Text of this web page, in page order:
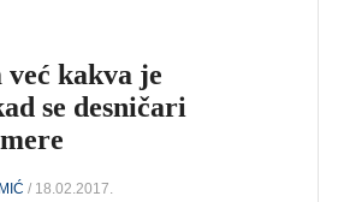
već kakva je
se desničari
/ 18.02.2017.